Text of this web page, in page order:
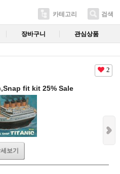
카테고리 검색
장바구니 관심상품
2
fit kit 25% Sale
보기